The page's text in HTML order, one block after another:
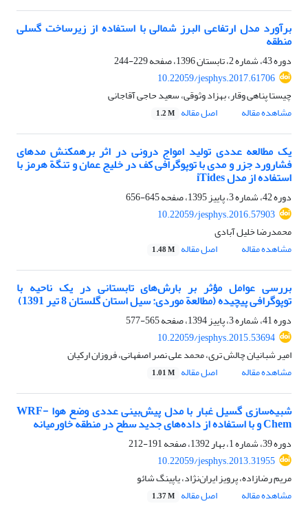
برآورد مدل ارتفاعی البرز شمالی با استفاده از زیرساخت گسلی
منطقه
دوره 43، شماره 2، تابستان 1396، صفحه
229-244
10.22059/jesphys.2017.61706
چیستا پناهی وقار، بهزاد وثوقی، سعید حاجی آقاجانی
مشاهده مقاله
اصل مقاله 1.2 M
یک مطالعه عددی تولید امواج درونی در اثر برهمکنش مدهای
فشارورد جزر و مدی با توپوگرافی کف در خلیج عمان و تنگة هرمز با
استفاده از مدل iTides
دوره 42، شماره 3، پاییز 1395، صفحه
645-656
10.22059/jesphys.2016.57903
محمدرضا خلیل آبادی
مشاهده مقاله
اصل مقاله 1.48 M
بررسی عوامل مؤثر بر بارش‌های تابستانی در یک ناحیه با
توپوگرافی پیچیده (مطالعة موردی: سیل استان گلستان 8 تیر 1391)
دوره 41، شماره 3، پاییز 1394، صفحه
565-577
10.22059/jesphys.2015.53694
امیر شبانیان چالش تری، محمد علی نصر اصفهانی، فروزان ارکیان
مشاهده مقاله
اصل مقاله 1.01 M
شبیه‌سازی گسیل غبار با مدل پیش‌بینی عددی وضع هوا WRF-
Chem و با استفاده از داده‌های جدید سطح در منطقه خاورمیانه
دوره 39، شماره 1، بهار 1392، صفحه
191-212
10.22059/jesphys.2013.31955
مریم رضازاده، پرویز ایران‌‌نژاد، یاپینگ شائو
مشاهده مقاله
اصل مقاله 1.37 M